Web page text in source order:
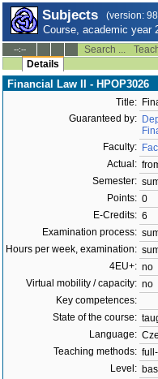
Subjects (version:
Course, academic year
--:-- Search ...
Details
Financial Law II - HPOP3026
Title:
Guaranteed by:
Faculty:
Actual:
Semester:
Points: 0
E-Credits: 6
Examination process:
Hours per week, examination:
4EU+: no
Virtual mobility / capacity: no
Key competences:
State of the course:
Language:
Teaching methods:
Level: